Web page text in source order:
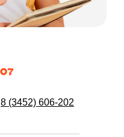
8 (3452) 606-202